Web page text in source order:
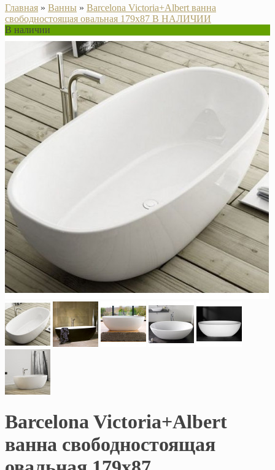
Главная » Ванны » Barcelona Victoria+Albert ванна
свободностоящая овальная 179х87 В НАЛИЧИИ
В наличии
Barcelona Victoria+Albert
ванна свободностоящая